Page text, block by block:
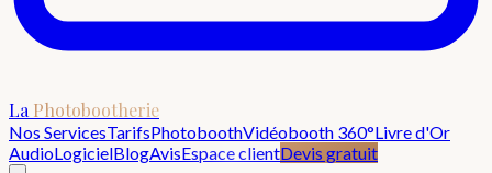
La Photobootherie
Nos ServicesTarifsPhotoboothVidéobooth 360°Livre d'Or
AudioLogicielBlogAvisEspace clientDevis gratuit